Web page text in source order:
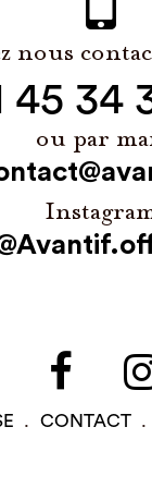
nous
45 34
ou par
CONTACT